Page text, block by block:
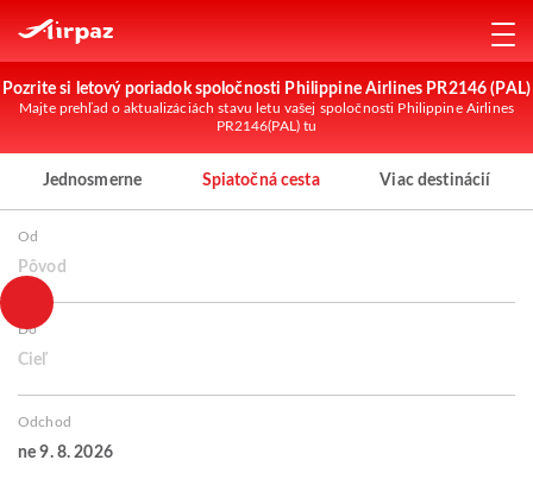
Pozrite si letový poriadok spoločnosti Philippine Airlines PR2146 (PAL)
Majte prehľad o aktualizáciách stavu letu vašej spoločnosti Philippine Airlines
PR2146(PAL) tu
Jednosmerne Spiatočná cesta Viac destinácií
Od
Pôvod
Do
Cieľ
Odchod
ne 9. 8. 2026